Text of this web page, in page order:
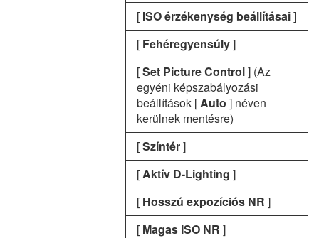
[ ISO érzékenység beállításai]
[ Fehéregyensúly]
[Set Picture Control] (Az
egyéni képszabályozási
beállítások [Auto ] néven
kerülnek mentésre)
[Színtér]
[Aktív D-Lighting ]
[ Hosszú expozíciós NR ]
[ Magas ISO NR ]